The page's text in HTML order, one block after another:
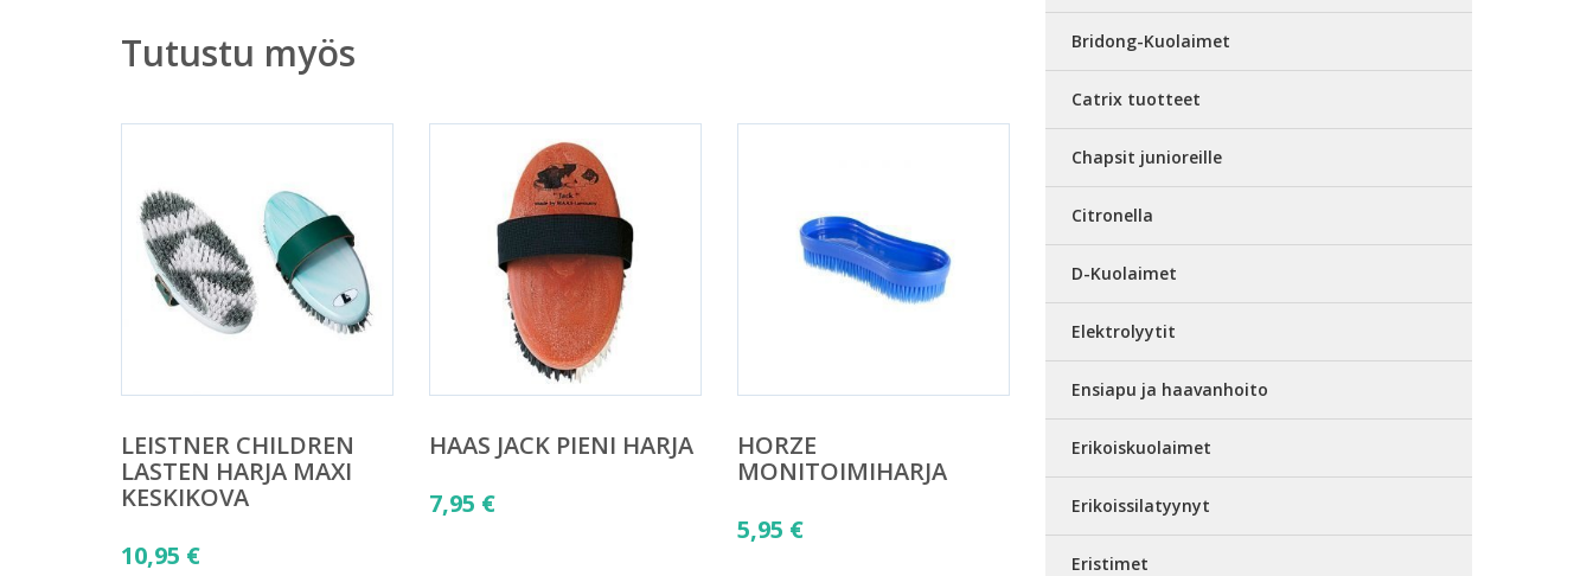
Tutustu myös
LEISTNER CHILDREN
LASTEN HARJA MAXI
KESKIKOVA
10,95 €
HAAS JACK PIENI HARJA
7,95 €
HORZE
MONITOIMIHARJA
5,95 €
Bridong-Kuolaimet
Catrix tuotteet
Chapsit junioreille
Citronella
D-Kuolaimet
Elektrolyytit
Ensiapu ja haavanhoito
Erikoiskuolaimet
Erikoissilatyynyt
Eristimet